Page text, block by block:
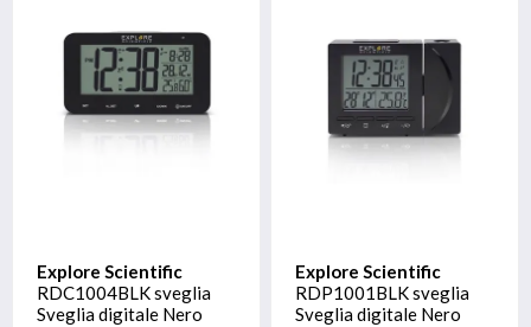
Explore Scientific
RDC1004BLK sveglia
Sveglia digitale Nero
Explore Scientific
RDP1001BLK sveglia
Sveglia digitale Nero